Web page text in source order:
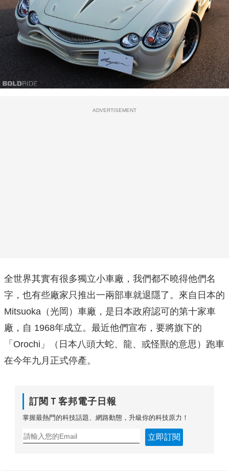
ADVERTISEMENT
全世界其實有很多獨立小車廠，我們都不曉得他們名
字，也有些廠家只推出一兩部車就退隱了。來自日本的
Mitsuoka（光岡）車廠，是日本政府認可的第十家車
廠，自 1968年成立。最近他們宣布，要將旗下的
「Orochi」（日本八頭大蛇、龍、或怪獸的意思）跑車
在今年九月正式停產。
訂閱Ｔ客邦電子日報
掌握最熱門的科技話題、網路動態，升級你的科技原力！
立即訂閱